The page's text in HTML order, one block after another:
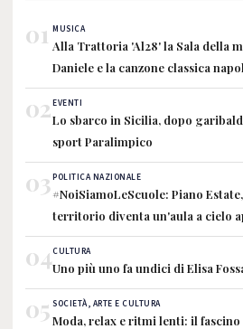
01 MUSICA
Alla Trattoria 'Al28' la Sala della
Daniele e la canzone classica
02EVENTI
Lo sbarco in Sicilia, dopo
sport Paralimpico
03POLITICA NAZIONALE
#NoiSiamoLeScuole: Piano
territorio diventa un'aula a cielo
04CULTURA
Uno più uno fa undici di Elisa
05 SOCIETÀ, ARTE E CULTURA
Moda, relax e ritmi lenti: il